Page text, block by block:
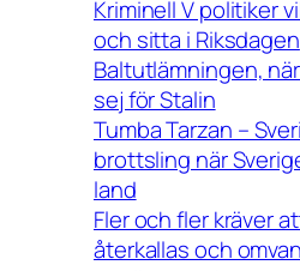
Kriminell V politiker
och sitta i Riksdagen
Baltutlämningen,
sej för Stalin
Tumba Tarzan –
brottsling när
land
Fler och fler kräver
återkallas och